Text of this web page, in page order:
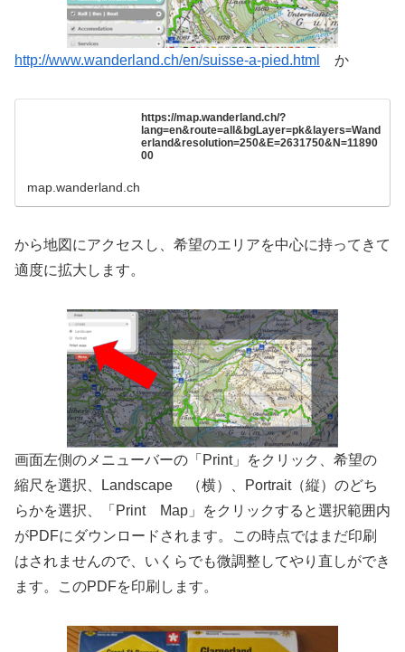
http://www.wanderland.ch/en/suisse-a-pied.html か
https://map.wanderland.ch/?
lang=en&route=all&bgLayer=pk&layers=Wand
erland&resolution=250&E=2631750&N=11890
00
map.wanderland.ch
から地図にアクセスし、希望のエリアを中心に持ってきて
適度に拡大します。
画面左側のメニューバーの「Print」をクリック、希望の
縮尺を選択、Landscape （横）、Portrait（縦）のどち
らかを選択、「Print Map」をクリックすると選択範囲内
がPDFにダウンロードされます。この時点ではまだ印刷
はされませんので、いくらでも微調整してやり直しができ
ます。このPDFを印刷します。